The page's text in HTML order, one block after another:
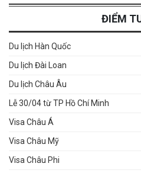
ĐIỂM
Du lịch Hàn Quốc
Du lịch Đài Loan
Du lịch Châu Âu
Lễ 30/04 từ TP Hồ Chí Minh
Visa Châu Á
Visa Châu Mỹ
Visa Châu Phi